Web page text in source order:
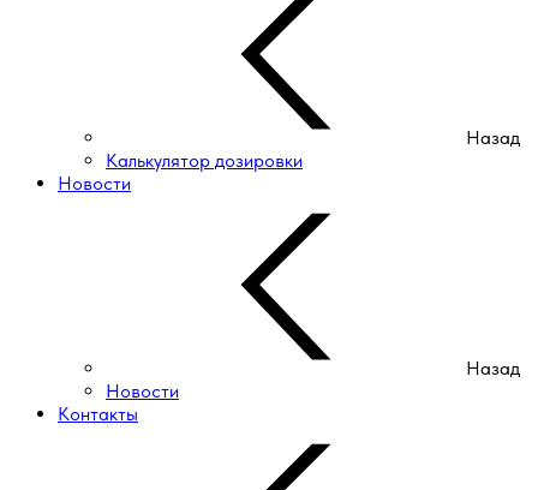
Назад
Калькулятор дозировки
Новости
Назад
Новости
Контакты